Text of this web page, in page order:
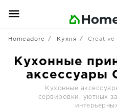
Homeadore Кухня Creative
Кухонные
аксессуары
Кухонные
сервировки, уютных